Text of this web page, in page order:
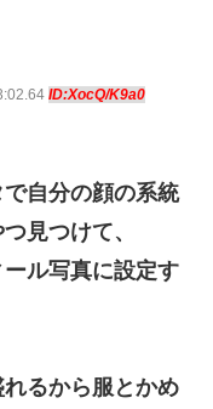
ID:XocQ/K9a0
自分の顔の系統
見つけて、
ル写真に設定す
るから服とかめ